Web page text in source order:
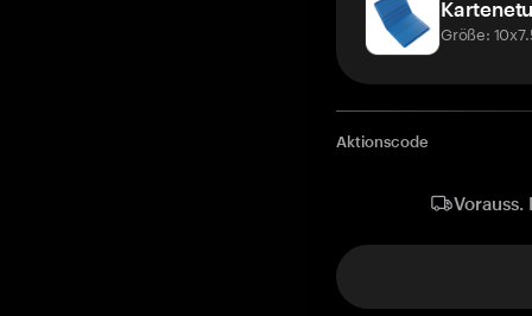
Größe:
Aktionscode